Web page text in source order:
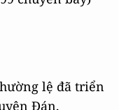
lệ đã triển
Đán,